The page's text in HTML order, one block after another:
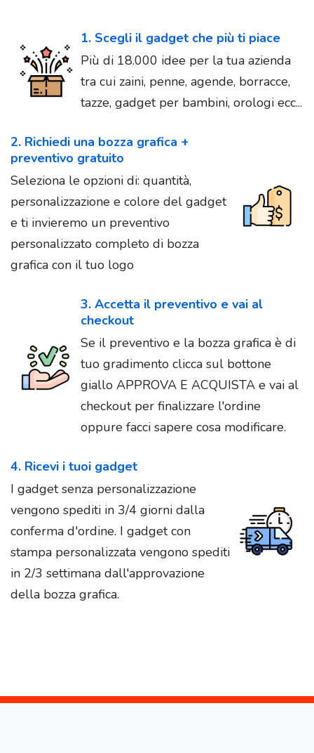
1. Scegli il gadget che più ti piace
Più di 18.000 idee per la tua azienda
tra cui zaini, penne, agende, borracce,
tazze, gadget per bambini, orologi ecc...
2. Richiedi una bozza grafica +
preventivo gratuito
Seleziona le opzioni di: quantità,
personalizzazione e colore del gadget
e ti invieremo un preventivo
personalizzato completo di bozza
grafica con il tuo logo
3. Accetta il preventivo e vai al
checkout
Se il preventivo e la bozza grafica è di
tuo gradimento clicca sul bottone
giallo APPROVA E ACQUISTA e vai al
checkout per finalizzare l'ordine
oppure facci sapere cosa modificare.
4. Ricevi i tuoi gadget
I gadget senza personalizzazione
vengono spediti in 3/4 giorni dalla
conferma d'ordine. I gadget con
stampa personalizzata vengono spediti
in 2/3 settimana dall'approvazione
della bozza grafica.